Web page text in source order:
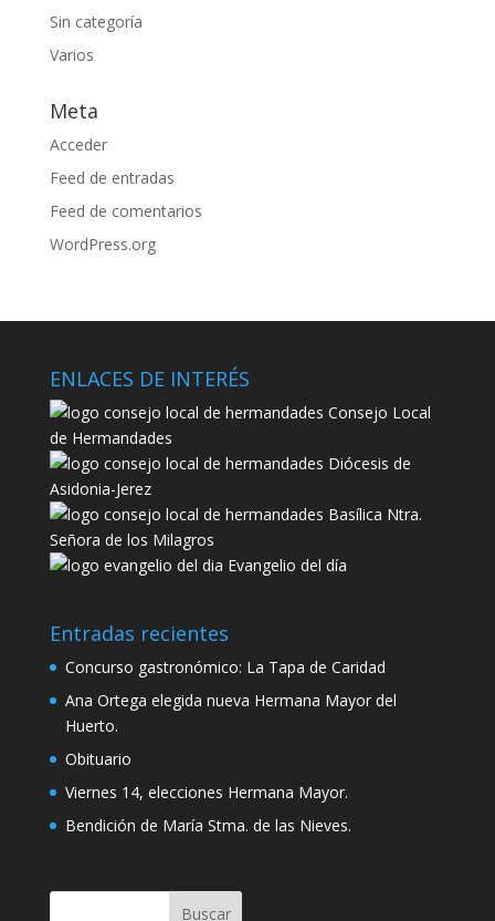
Sin categoría
Varios
Meta
Acceder
Feed de entradas
Feed de comentarios
WordPress.org
ENLACES DE INTERÉS
Consejo Local
de Hermandades
Diócesis de
Asidonia-Jerez
Basílica Ntra.
Señora de los Milagros
Evangelio del día
Entradas recientes
Concurso gastronómico: La Tapa de Caridad
Ana Ortega elegida nueva Hermana Mayor del
Huerto.
Obituario
Viernes 14, elecciones Hermana Mayor.
Bendición de María Stma. de las Nieves.